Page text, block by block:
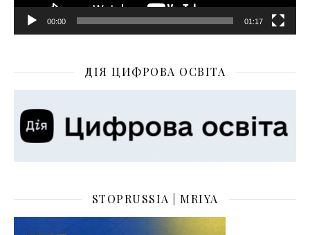
00:00 01:17
ДІЯ ЦИФРОВА ОСВІТА
STOPRUSSIA | MRIYA